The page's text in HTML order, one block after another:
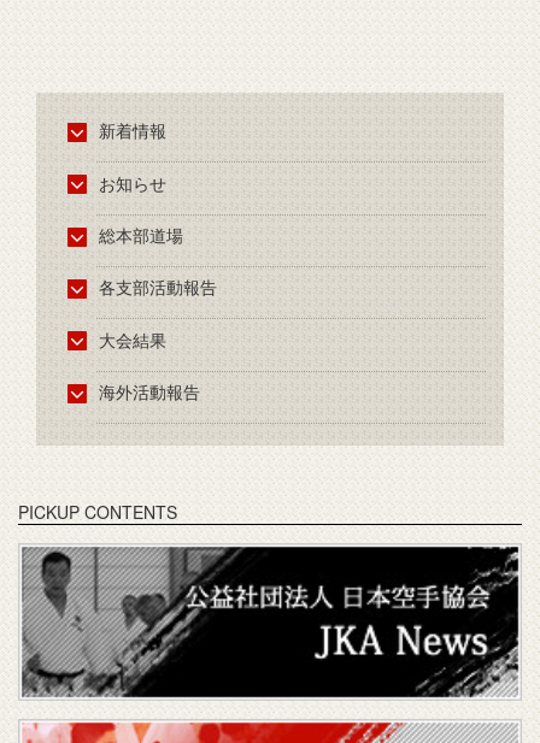
新着情報
お知らせ
総本部道場
各支部活動報告
大会結果
海外活動報告
PICKUP CONTENTS